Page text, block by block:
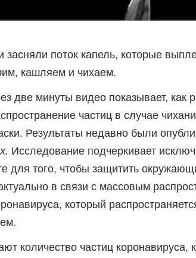
засняли поток капель, которые
кашляем и чихаем.
две минуты видео показывает, как
частиц в случае
Результаты недавно были
Исследование подчеркивает
для того, чтобы защитить
в связи с массовым
который
количество частиц коронавируса,